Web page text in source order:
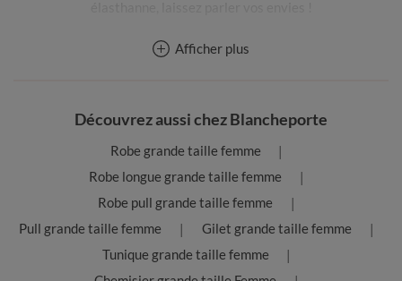
Comment porter le legging grande taille ?
Look plutôt décontracté ou sophistiqué ? Avec le legging, vous
Vous devez assister à un événement ou cherchez la tenue idéale
Legging corsaire grande taillepour afficher un look à
la fois détente et moderne, caleçon long pour un style 100 %
pointe de la mode, vous avez l’embarras du choix ! Vous pourrez
également craquez pour les leggings longs à base zippée ou à
style, ils feront la différence ! Portez ces leggings grande taille
pour femme avec une paire debasketsou des talons, vous
Afficher plus
Découvrez aussi chez Blancheporte
Robe grande taille femme
Robe longue grande taille femme
Robe pull grande taille femme
Pull grande taille femme
Gilet grande taille femme
Tunique grande taille femme